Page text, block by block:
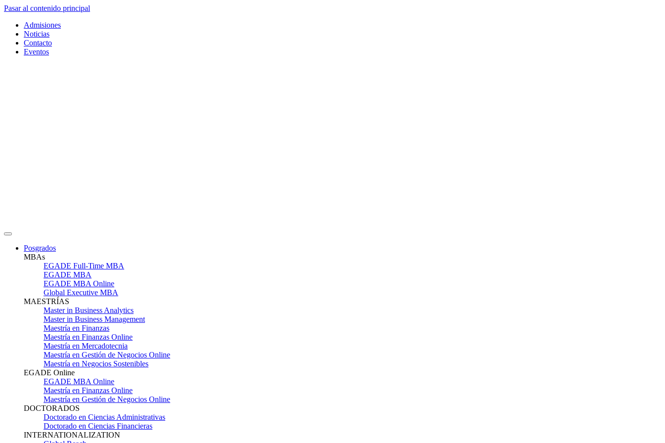
Pasar al contenido principal
Admisiones
Noticias
Contacto
Eventos
Posgrados
MBAs
EGADE Full-Time MBA
EGADE MBA
EGADE MBA Online
Global Executive MBA
MAESTRÍAS
Master in Business Analytics
Master in Business Management
Maestría en Finanzas
Maestría en Finanzas Online
Maestría en Mercadotecnia
Maestría en Gestión de Negocios Online
Maestría en Negocios Sostenibles
EGADE Online
EGADE MBA Online
Maestría en Finanzas Online
Maestría en Gestión de Negocios Online
DOCTORADOS
Doctorado en Ciencias Administrativas
Doctorado en Ciencias Financieras
INTERNATIONALIZATION